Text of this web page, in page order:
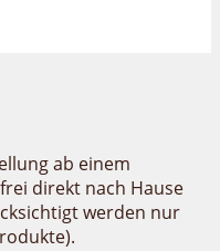
ab einem
direkt nach Hause
werden nur